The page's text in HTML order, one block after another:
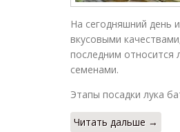
На сегодняшний день
вкусовыми
последним относится
семенами.
Этапы посадки лука
Читать дальше →